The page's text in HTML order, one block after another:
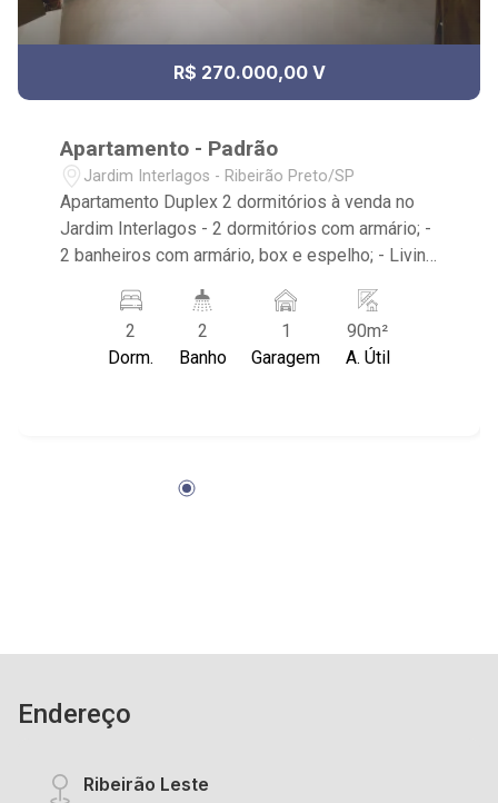
R$ 270.000,00 V
Apartamento - Padrão
Jardim Interlagos - Ribeirão Preto/SP
Apartamento Duplex 2 dormitórios à venda no
Jardim Interlagos - 2 dormitórios com armário; -
2 banheiros com armário, box e espelho; - Living
com armário; - Área de Serviço; - Fechamento
em Vidro; - 1 vaga coberta; - Condomínio com
piscina, quadra poliesportiva, brinquedoteca,
2
Dorm.
2
Banho
1
Garagem
90m²
A. Útil
Endereço
Ribeirão Leste